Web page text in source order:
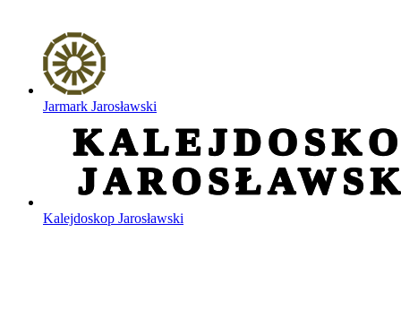
Jarmark Jarosławski
Kalejdoskop Jarosławski